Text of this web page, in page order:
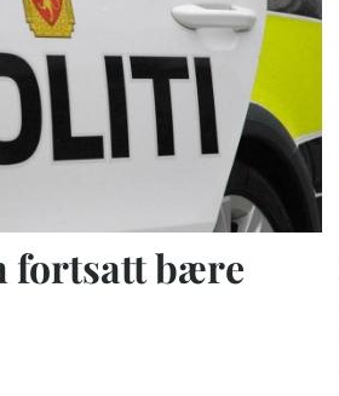
fortsatt bære